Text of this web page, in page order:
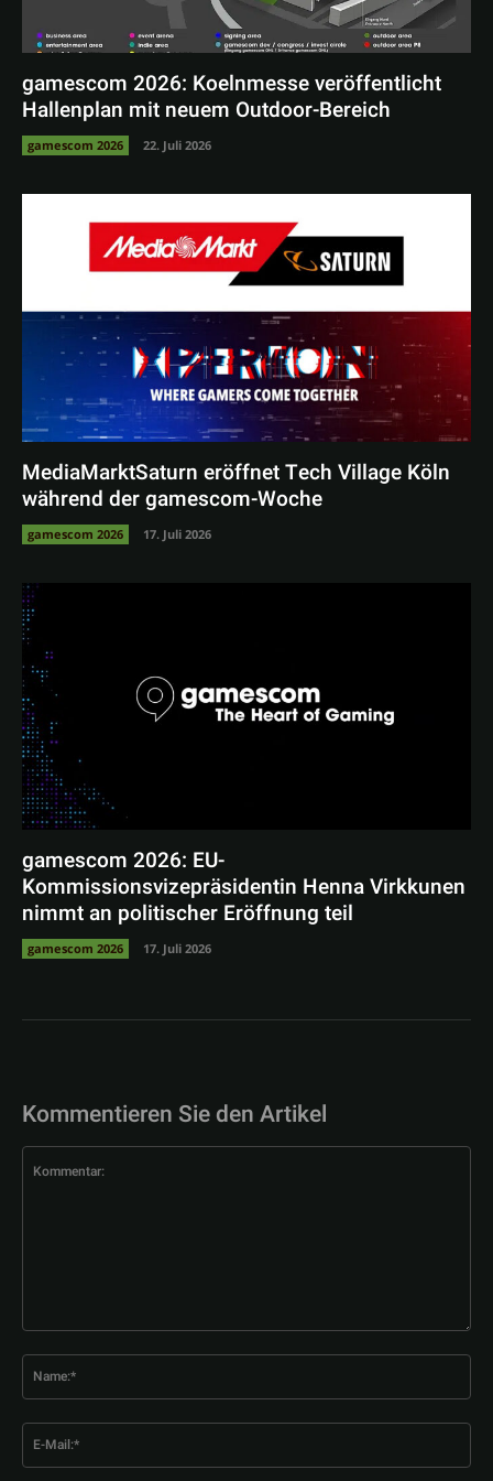
gamescom 2026: Koelnmesse veröffentlicht
Hallenplan mit neuem Outdoor-Bereich
gamescom 2026 22. Juli 2026
MediaMarktSaturn eröffnet Tech Village Köln
während der gamescom-Woche
gamescom 2026 17. Juli 2026
gamescom 2026: EU-
Kommissionsvizepräsidentin Henna Virkkunen
nimmt an politischer Eröffnung teil
gamescom 2026 17. Juli 2026
Kommentieren Sie den Artikel